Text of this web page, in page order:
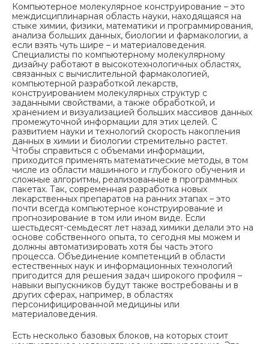
Компьютерное молекулярное конструирование – это
междисциплинарная область науки, находящаяся на
стыке химии, физики, математики и программирования,
анализа больших данных, биологии и фармакологии, а
если взять чуть шире – и материаловедения.
Специалисты по компьютерному молекулярному
дизайну работают в высокотехнологичных областях,
связанных с вычислительной фармакологией,
компьютерной разработкой лекарств,
конструированием молекулярных структур с
заданными свойствами, а также обработкой, и
хранением и визуализацией больших массивов данных
промежуточной информации для этих целей. С
развитием науки и технологий скорость накопления
данных в химии и биологии стремительно растет.
Чтобы справиться с объемами информации,
приходится применять математические методы, в том
числе из области машинного и глубокого обучения и
сложные алгоритмы, реализованные в программных
пакетах. Так, современная разработка новых
лекарственных препаратов на ранних этапах – это
почти всегда компьютерное конструирование и
прогнозирование в том или ином виде. Если
шестьдесят-семьдесят лет назад химики делали это на
основе собственного опыта, то сегодня мы можем и
должны автоматизировать хотя бы часть этого
процесса. Объединение компетенций в области
естественных наук и информационных технологий
пригодится для решения задач широкого профиля –
навыки выпускников будут также востребованы и в
других сферах, например, в областях
персонифицированной медицины или
материаловедения.
Есть несколько базовых блоков, на которых стоит